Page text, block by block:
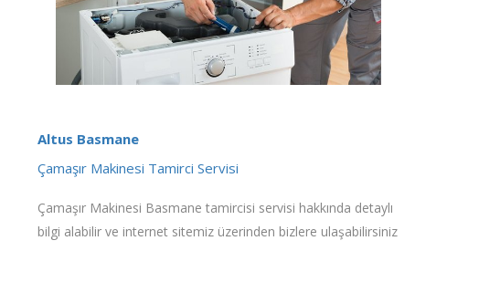
Altus Basmane
Çamaşır Makinesi Tamirci Servisi
Çamaşır Makinesi Basmane tamircisi servisi hakkında detaylı
bilgi alabilir ve internet sitemiz üzerinden bizlere ulaşabilirsiniz